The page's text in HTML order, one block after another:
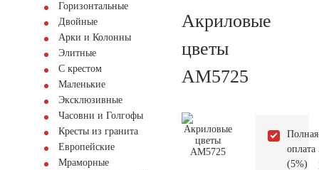
Горизонтальные
Двойные
Арки и Колонны
Элитные
С крестом
Маленькие
Эксклюзивные
Часовни и Голгофы
Кресты из гранита
Европейские
Мраморные
Акриловые
цветы
AM5725
Полная
оплата
(5%)